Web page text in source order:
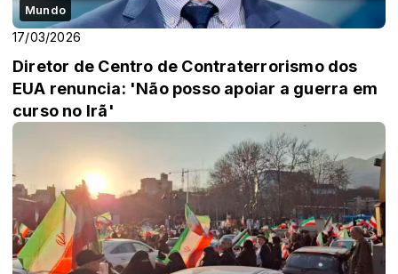
Mundo
17/03/2026
Diretor de Centro de Contraterrorismo dos
EUA renuncia: 'Não posso apoiar a guerra em
curso no Irã'